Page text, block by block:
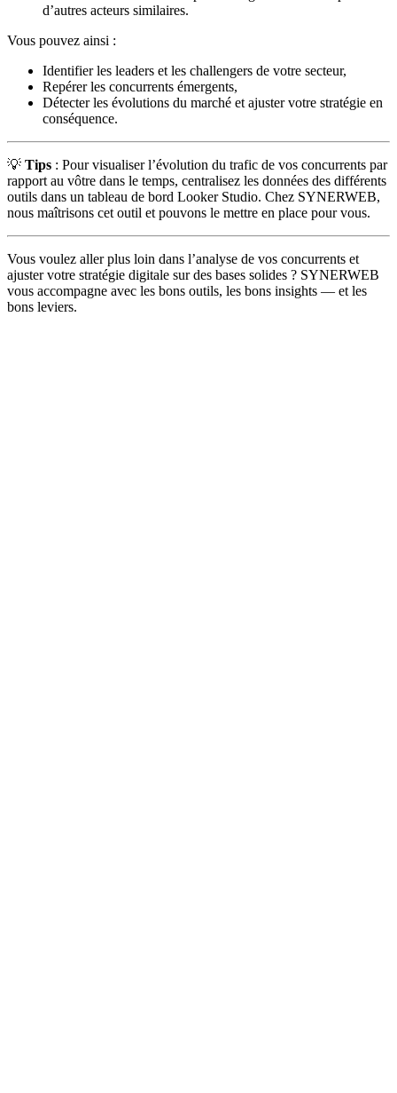
d’autres acteurs similaires.
Vous pouvez ainsi :
Identifier les leaders et les challengers de votre secteur,
Repérer les concurrents émergents,
Détecter les évolutions du marché et ajuster votre stratégie en
conséquence.
💡 Tips : Pour visualiser l’évolution du trafic de vos concurrents par
rapport au vôtre dans le temps, centralisez les données des différents
outils dans un tableau de bord Looker Studio. Chez SYNERWEB,
nous maîtrisons cet outil et pouvons le mettre en place pour vous.
Vous voulez aller plus loin dans l’analyse de vos concurrents et
ajuster votre stratégie digitale sur des bases solides ? SYNERWEB
vous accompagne avec les bons outils, les bons insights — et les
bons leviers.